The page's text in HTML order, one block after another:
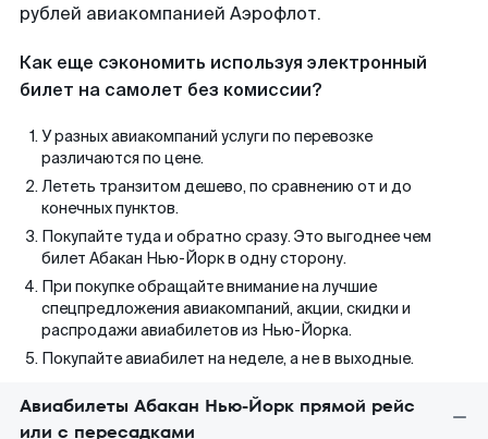
рублей авиакомпанией Аэрофлот.
Как еще сэкономить используя электронный
билет на самолет без комиссии?
У разных авиакомпаний услуги по перевозке
различаются по цене.
Лететь транзитом дешево, по сравнению от и до
конечных пунктов.
Покупайте туда и обратно сразу. Это выгоднее чем
билет Абакан Нью-Йорк в одну сторону.
При покупке обращайте внимание на лучшие
спецпредложения авиакомпаний, акции, скидки и
распродажи авиабилетов из Нью-Йорка.
Покупайте авиабилет на неделе, а не в выходные.
Авиабилеты Абакан Нью-Йорк прямой рейс
или с пересадками